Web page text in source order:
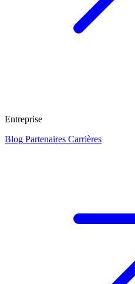
Entreprise
Blog Partenaires Carrières